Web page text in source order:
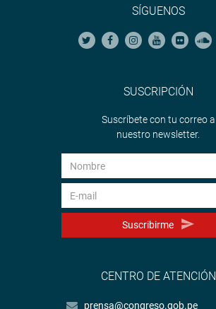
SÍGUENOS
SUSCRIPCIÓN
Suscríbete con tu correo a
nuestro newsletter.
Suscribirme
CENTRO DE ATENCIÓN
prensa@congreso.gob.pe